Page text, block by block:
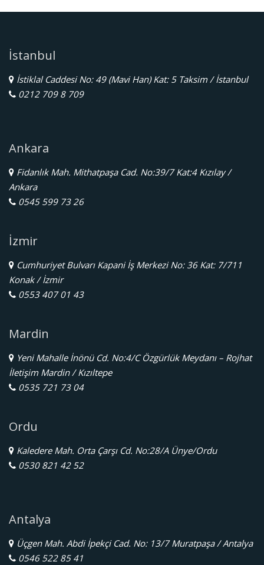
İstanbul
İstiklal Caddesi No: 49 (Mavi Han) Kat: 5 Taksim / İstanbul
0212 709 8 709
Ankara
Fidanlık Mah. Mithatpaşa Cad. No:39/7 Kat:4 Kızılay /
Ankara
0545 599 73 26
İzmir
Cumhuriyet Bulvarı Kapani İş Merkezi No: 36 Kat: 7/711
Konak / İzmir
0553 407 01 43
Mardin
Yeni Mahalle İnönü Cd. No:4/C Özgürlük Meydanı – Rojhat
İletişim Mardin / Kızıltepe
0535 721 73 04
Ordu
Kaledere Mah. Orta Çarşı Cd. No:28/A Ünye/Ordu
0530 821 42 52
Antalya
Üçgen Mah. Abdi İpekçi Cad. No: 13/7 Muratpaşa / Antalya
0546 522 85 41